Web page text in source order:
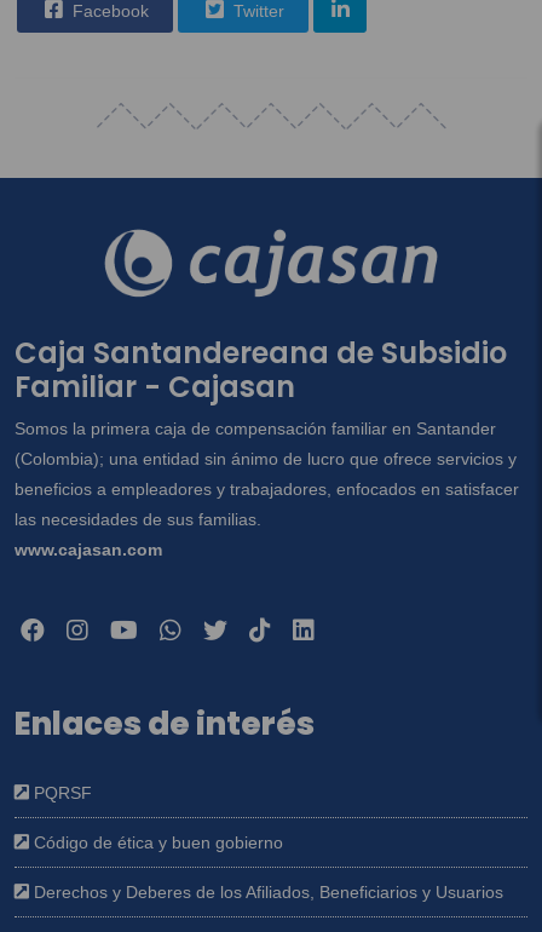
Facebook Twitter
Caja Santandereana de Subsidio
Familiar - Cajasan
Somos la primera caja de compensación familiar en Santander
(Colombia); una entidad sin ánimo de lucro que ofrece servicios y
beneficios a empleadores y trabajadores, enfocados en satisfacer
las necesidades de sus familias.
www.cajasan.com
Enlaces de interés
PQRSF
Código de ética y buen gobierno
Derechos y Deberes de los Afiliados, Beneficiarios y Usuarios